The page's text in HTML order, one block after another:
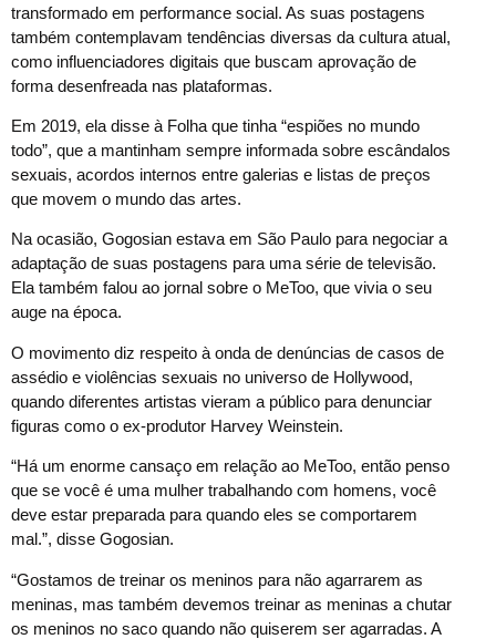
transformado em performance social. As suas postagens
também contemplavam tendências diversas da cultura atual,
como influenciadores digitais que buscam aprovação de
forma desenfreada nas plataformas.
Em 2019, ela disse à Folha que tinha “espiões no mundo
todo”, que a mantinham sempre informada sobre escândalos
sexuais, acordos internos entre galerias e listas de preços
que movem o mundo das artes.
Na ocasião, Gogosian estava em São Paulo para negociar a
adaptação de suas postagens para uma série de televisão.
Ela também falou ao jornal sobre o MeToo, que vivia o seu
auge na época.
O movimento diz respeito à onda de denúncias de casos de
assédio e violências sexuais no universo de Hollywood,
quando diferentes artistas vieram a público para denunciar
figuras como o ex-produtor Harvey Weinstein.
“Há um enorme cansaço em relação ao MeToo, então penso
que se você é uma mulher trabalhando com homens, você
deve estar preparada para quando eles se comportarem
mal.”, disse Gogosian.
“Gostamos de treinar os meninos para não agarrarem as
meninas, mas também devemos treinar as meninas a chutar
os meninos no saco quando não quiserem ser agarradas. A